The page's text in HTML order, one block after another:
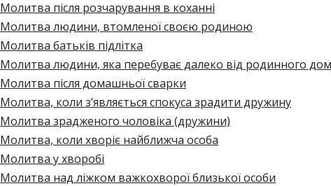
Молитва після розчарування в коханні
Молитва людини, втомленої своєю родиною
Молитва батьків підлітка
Молитва людини, яка перебуває далеко від родинного
Молитва після домашньої сварки
Молитва, коли з’являється спокуса зрадити дружину
Молитва зрадженого чоловіка (дружини)
Молитва, коли хворіє найближча особа
Молитва у хворобі
Молитва над ліжком важкохворої близької особи